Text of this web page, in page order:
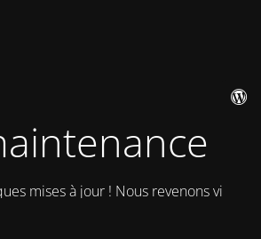
mises à jour ! Nous revenons vite !